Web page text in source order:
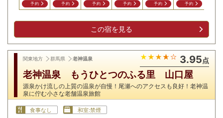
予約 予約 予約 予約 予約 予約
この宿を見る
関東地方 群馬県 老神温泉 3.95点
老神温泉 もうひとつのふる里 山口屋
源泉かけ流しの上質の温泉が自慢！尾瀬へのアクセスも良好！老神温
泉に佇む小さな老舗温泉旅館
食事なし 和室:禁煙